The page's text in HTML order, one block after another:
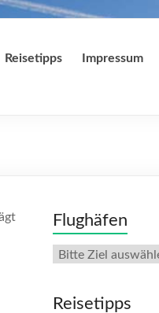
Reisetipps Impressum
Flughäfen
Reisetipps